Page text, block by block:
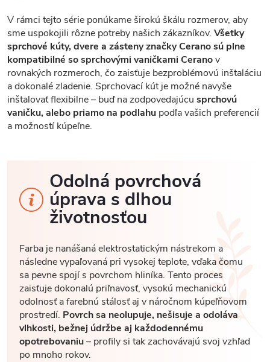
V rámci tejto série ponúkame širokú škálu rozmerov, aby
sme uspokojili rôzne potreby našich zákazníkov. Všetky
sprchové kúty, dvere a zásteny značky Cerano sú plne
kompatibilné so sprchovými vaničkami Ceranov
rovnakých rozmeroch, čo zaisťuje bezproblémovú inštaláciu
a dokonalé zladenie. Sprchovací kút je možné navyše
inštalovať flexibilne – buď na zodpovedajúcu sprchovú
vaničku, alebo priamo na podlahu podľa vašich preferencií
a možností kúpeľne.
Odolná povrchová
úprava s dlhou
životnosťou
Farba je nanášaná elektrostatickým nástrekom a
následne vypaľovaná pri vysokej teplote, vďaka čomu
sa pevne spojí s povrchom hliníka. Tento proces
zaisťuje dokonalú priľnavosť, vysokú mechanickú
odolnosť a farebnú stálosť aj v náročnom kúpeľňovom
prostredí. Povrch sa neolupuje, nešisuje a odoláva
vlhkosti, bežnej údržbe aj každodennému
opotrebovaniu– profily si tak zachovávajú svoj vzhľad
po mnoho rokov.